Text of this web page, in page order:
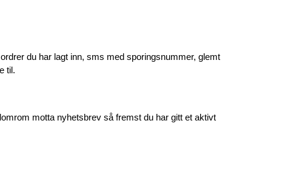
du har lagt inn, sms med sporingsnummer, glemt
til.
motta nyhetsbrev så fremst du har gitt et aktivt